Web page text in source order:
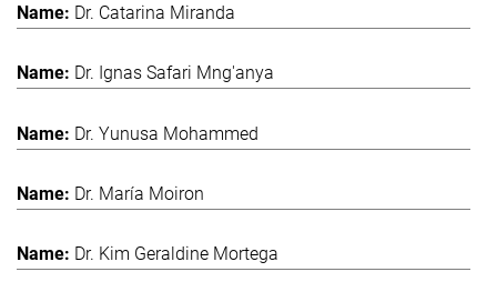
Dr. Catarina Miranda
Dr. Ignas Safari Mng'anya
Dr. Yunusa Mohammed
Dr. María Moiron
Dr. Kim Geraldine Mortega